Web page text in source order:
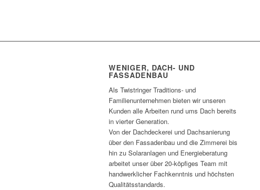
WENIGER, DACH- UND
FASSADENBAU
Als Twistringer Traditions- und
Familienunternehmen bieten wir unseren
Kunden alle Arbeiten rund ums Dach bereits
in vierter Generation.
Von der Dachdeckerei und Dachsanierung
über den Fassadenbau und die Zimmerei bis
hin zu Solaranlagen und Energieberatung
arbeitet unser über 20-köpfiges Team mit
handwerklicher Fachkenntnis und höchsten
Qualitätsstandards.